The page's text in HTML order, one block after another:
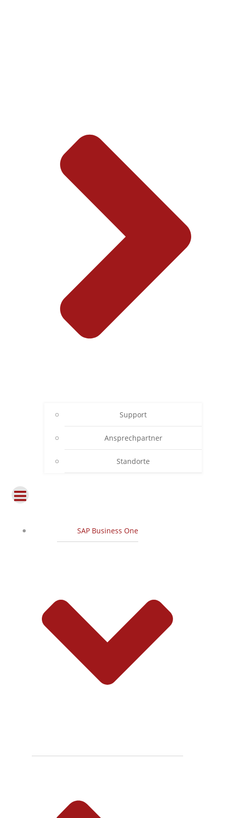
Support
Ansprechpartner
Standorte
SAP Business One